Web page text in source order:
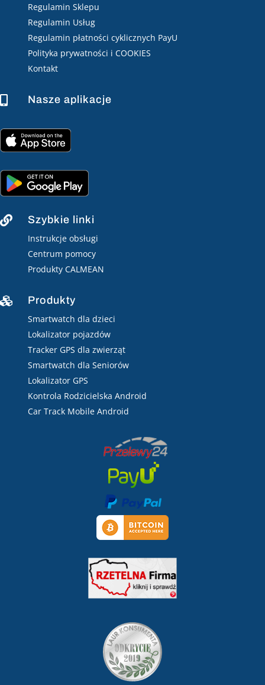
Regulamin Sklepu
Regulamin Usług
Regulamin płatności cyklicznych PayU
Polityka prywatności i COOKIES
Kontakt
 Nasze aplikacje
 Szybkie linki
Instrukcje obsługi
Centrum pomocy
Produkty CALMEAN
 Produkty
Smartwatch dla dzieci
Lokalizator pojazdów
Tracker GPS dla zwierząt
Smartwatch dla Seniorów
Lokalizator GPS
Kontrola Rodzicielska Android
Car Track Mobile Android